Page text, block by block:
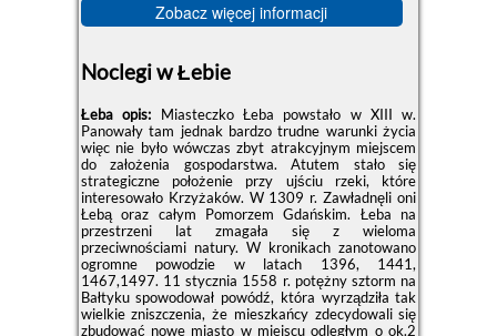
Zobacz więcej informacji
Noclegi w Łebie
Łeba opis: Miasteczko Łeba powstało w XIII w.
Panowały tam jednak bardzo trudne warunki życia
więc nie było wówczas zbyt atrakcyjnym miejscem
do założenia gospodarstwa. Atutem stało się
strategiczne położenie przy ujściu rzeki, które
interesowało Krzyżaków. W 1309 r. Zawładnęli oni
Łebą oraz całym Pomorzem Gdańskim. Łeba na
przestrzeni lat zmagała się z wieloma
przeciwnościami natury. W kronikach zanotowano
ogromne powodzie w latach 1396, 1441,
1467,1497. 11 stycznia 1558 r. potężny sztorm na
Bałtyku spowodował powódź, która wyrządziła tak
wielkie zniszczenia, że mieszkańcy zdecydowali się
zbudować nowe miasto w miejscu odległym o ok.2